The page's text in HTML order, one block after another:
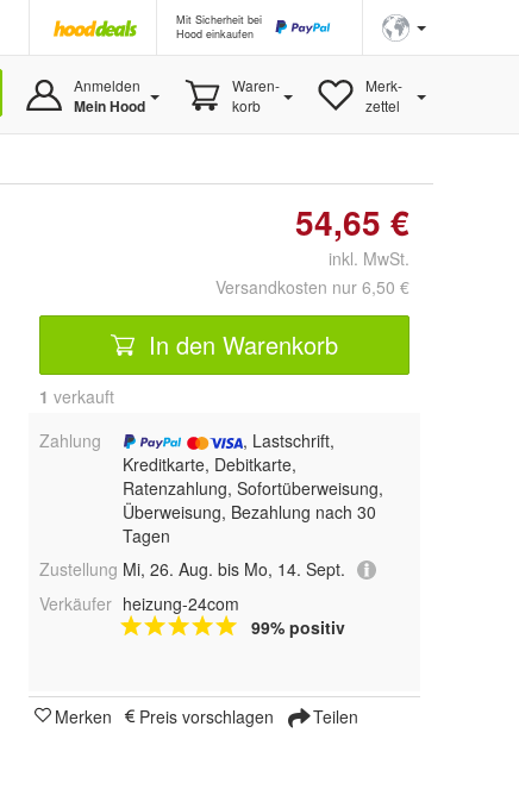
Mit Sicherheit bei
Hood einkaufen
Anmelden
Mein Hood
Waren-
korb
Merk-
zettel
54,65 €
inkl. MwSt.
Versandkosten nur 6,50 €
In den Warenkorb
1 verkauft
Zahlung
, Lastschrift,
Kreditkarte, Debitkarte,
Ratenzahlung, Sofortüberweisung,
Überweisung, Bezahlung nach 30
Tagen
Zustellung Mi, 26. Aug. bis Mo, 14. Sept.
Verkäufer heizung-24com
99% positiv
Merken Preis vorschlagen Teilen